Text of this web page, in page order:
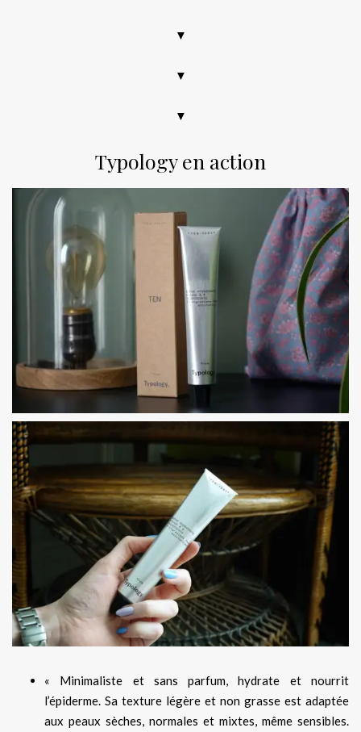
▼
▼
▼
Typology en action
« Minimaliste et sans parfum, hydrate et nourrit
l’épiderme. Sa texture légère et non grasse est adaptée
aux peaux sèches, normales et mixtes, même sensibles.